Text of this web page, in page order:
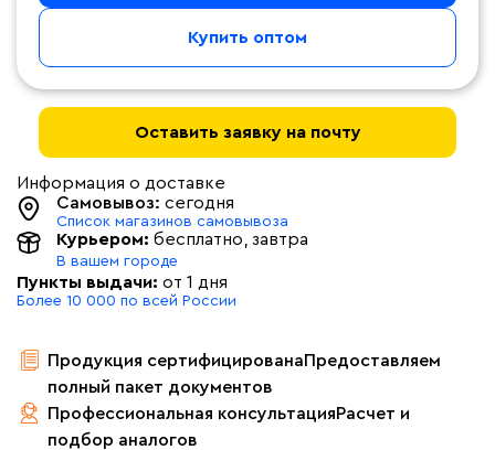
Купить оптом
Оставить заявку на почту
Информация о доставке
Самовывоз: сегодня
Список магазинов самовывоза
Курьером: бесплатно , завтра
В вашем городе
Пункты выдачи: от 1 дня
Более 10 000 по всей России
Продукция сертифицированаПредоставляем
полный пакет документов
Профессиональная консультацияРасчет и
подбор аналогов